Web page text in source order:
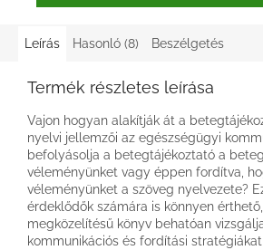
Leírás Hasonló (8) Beszélgetés
Termék részletes leírása
Vajon hogyan alakítják át a
nyelvi jellemzői az egészségügyi
befolyásolja a betegtájékoztató a
véleményünket vagy éppen fordítva,
véleményünket a szöveg nyelvezete?
érdeklődők számára is könnyen
megközelítésű könyv behatóan
kommunikációs és fordítási